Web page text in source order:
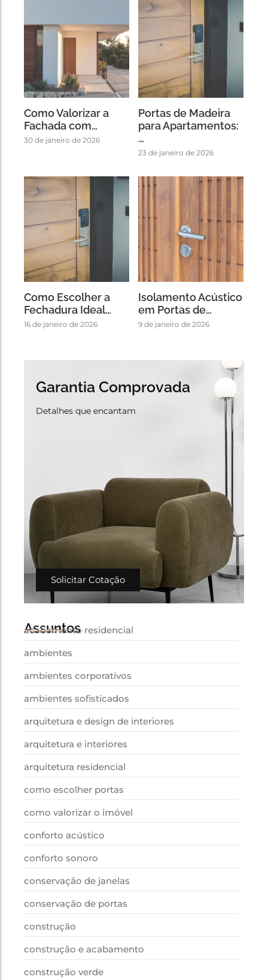
Como Valorizar a
Fachada com…
30 de janeiro de 2026
Portas de Madeira
para Apartamentos:
…
23 de janeiro de 2026
Como Escolher a
Fechadura Ideal…
16 de janeiro de 2026
Isolamento Acústico
em Portas de…
9 de janeiro de 2026
Garantia Comprovada
Detalhes que encantam
Solicitar Cotação
Assuntos
acabamento residencial
ambientes
ambientes corporativos
ambientes sofisticados
arquitetura e design de interiores
arquitetura e interiores
arquitetura residencial
como escolher portas
como valorizar o imóvel
conforto acústico
conforto sonoro
conservação de janelas
conservação de portas
construção
construção e acabamento
construção verde